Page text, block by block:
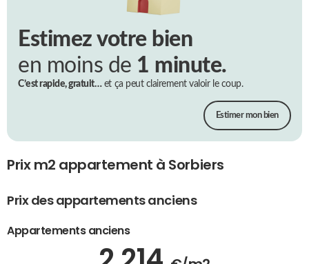
Estimez votre bien
en moins de 1 minute.
C’est rapide, gratuit…et ça peut clairement valoir le coup.
Estimer mon bien
Prix m2 appartement à Sorbiers
Prix des appartements anciens
Appartements anciens